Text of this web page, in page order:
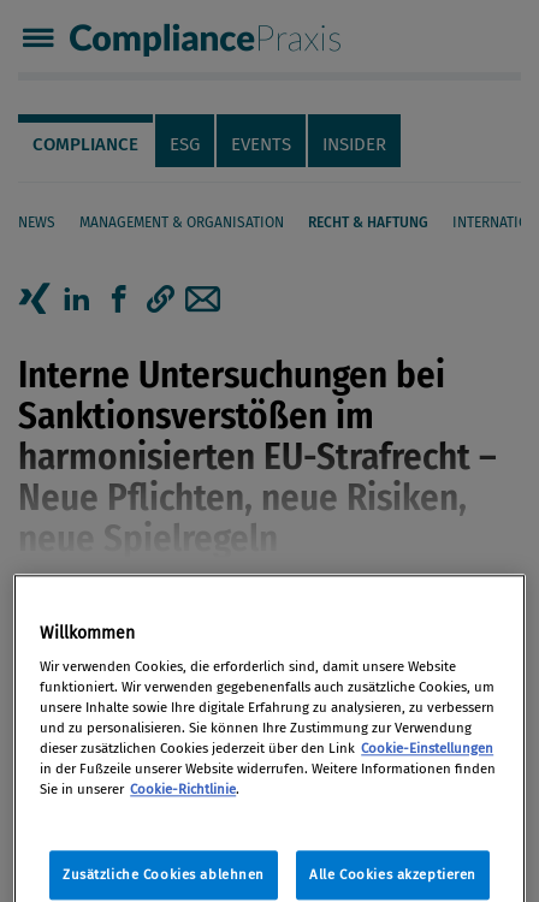
Compliance Praxis
Servicenavigation
Navigation
COMPLIANCE ESG EVENTS INSIDER
NEWS MANAGEMENT & ORGANISATION RECHT & HAFTUNG
Seiteninhalt
Interne Untersuchungen bei
Sanktionsverstößen im
harmonisierten EU-Strafrecht –
Neue ­Pflichten, neue Risiken,
neue Spielregeln
strafrechtliche Verfolgung von
Sanktionsverstößen und erhöht damit
unionsweit die Risiken für Unternehmen. Der
Beitrag beleuchtet einerseits Inhalt und
Umsetzung der Richtlinie sowie andererseits die
daraus resultierenden Pflichten zur Durch­
Mag. Martin Eckel LL.M.
Sebastian Hofer LL.M.
Willkommen
Wir verwenden Cookies, die erforderlich sind, damit unsere Website
funktioniert. Wir verwenden gegebenenfalls auch zusätzliche Cookies, um
unsere Inhalte sowie Ihre digitale Erfahrung zu analysieren, zu verbessern
und zu personalisieren. Sie können Ihre Zustimmung zur Verwendung
dieser zusätzlichen Cookies jederzeit über den Link Cookie-Einstellungen
in der Fußzeile unserer Website widerrufen. Weitere Informationen finden
Sie in unserer Cookie-Richtlinie.
Zusätzliche Cookies ablehnen Alle Cookies akzeptieren